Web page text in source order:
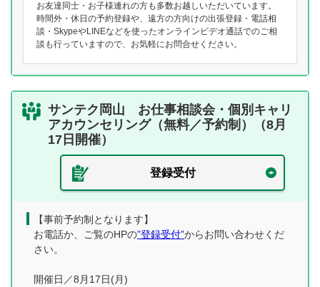
お友達同士・お子様連れの方も多数お越しいただいています。
時間外・休日の予約登録や、遠方の方向けの出張登録・電話相
談・SkypeやLINEなどを使ったオンラインビデオ通話でのご相
談も行っていますので、お気軽にお問合せください。
サンテク岡山 お仕事相談会・個別キャリ
アカウンセリング（無料／予約制）（8月
17日開催）
登録受付
【事前予約制となります】
お電話か、ご覧のHPの”登録受付”からお問い合わせくだ
さい。
開催日／8月17日(月)